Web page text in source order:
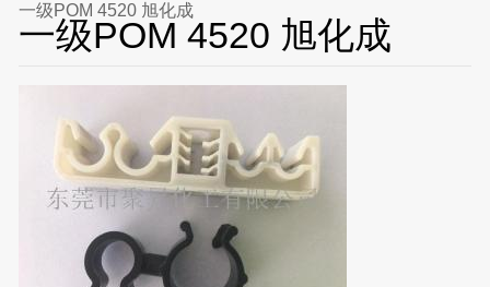
一级POM 4520 旭化成
一级POM 4520 旭化成